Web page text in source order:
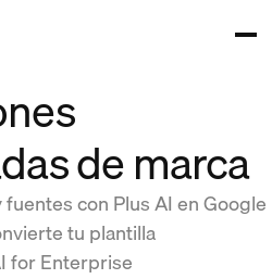
de marca
con Plus AI en Google
tu plantilla
for Enterprise